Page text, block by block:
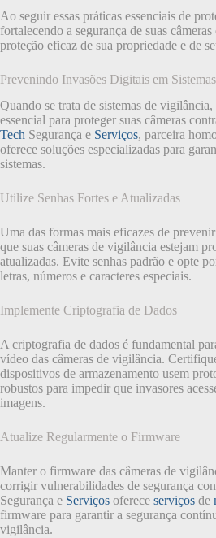
Ao seguir essas práticas essenciais de
fortalecendo a segurança de suas
proteção eficaz de sua propriedade e de
Prevenindo Invasões Digitais em
Quando se trata de sistemas de
essencial para proteger suas câmeras
Tech Segurança e Serviços, parceira
oferece soluções especializadas para
sistemas.
Utilize Senhas Fortes e Atualizadas
Uma das formas mais eficazes de
que suas câmeras de vigilância estejam
atualizadas. Evite senhas padrão e opte
letras, números e caracteres especiais.
Implemente Criptografia de Dados
A criptografia de dados é fundamental
vídeo das câmeras de vigilância.
dispositivos de armazenamento usem
robustos para impedir que invasores
imagens.
Atualize Regularmente o Firmware
Manter o firmware das câmeras de
corrigir vulnerabilidades de segurança
Segurança e Serviços oferece serviços de
firmware para garantir a segurança
vigilância.